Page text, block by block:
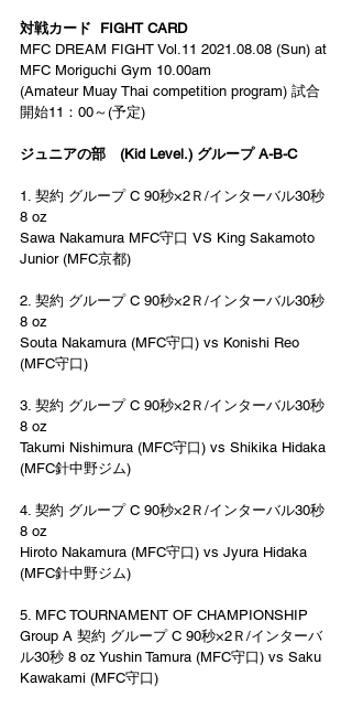
対戦カード  FIGHT CARD
MFC DREAM FIGHT Vol.11 2021.08.08 (Sun) at
MFC Moriguchi Gym 10.00am
(Amateur Muay Thai competition program) 試合
開始11：00～(予定)
ジュニアの部　(Kid Level.) グループ A-B-C
1. 契約 グループ C 90秒×2Ｒ/インターバル30秒
8 oz
Sawa Nakamura MFC守口 VS King Sakamoto
Junior (MFC京都)
2. 契約 グループ C 90秒×2Ｒ/インターバル30秒
8 oz
Souta Nakamura (MFC守口) vs Konishi Reo
(MFC守口)
3. 契約 グループ C 90秒×2Ｒ/インターバル30秒
8 oz
Takumi Nishimura (MFC守口) vs Shikika Hidaka
(MFC針中野ジム)
4. 契約 グループ C 90秒×2Ｒ/インターバル30秒
8 oz
Hiroto Nakamura (MFC守口) vs Jyura Hidaka
(MFC針中野ジム)
5. MFC TOURNAMENT OF CHAMPIONSHIP
Group A 契約 グループ C 90秒×2Ｒ/インターバ
ル30秒 8 oz Yushin Tamura (MFC守口) vs Saku
Kawakami (MFC守口)